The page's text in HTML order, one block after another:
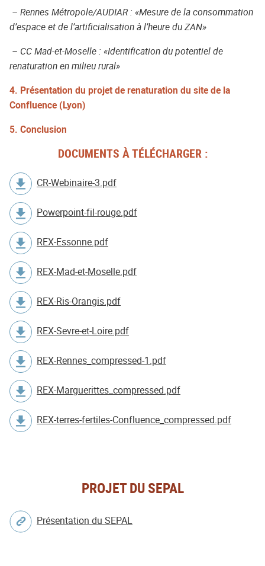
– Rennes Métropole/AUDIAR : «Mesure de la consommation
d’espace et de l’artificialisation à l’heure du ZAN»
– CC Mad-et-Moselle : «Identification du potentiel de
renaturation en milieu rural»
4. Présentation du projet de renaturation du site de la
Confluence (Lyon)
5. Conclusion
DOCUMENTS À TÉLÉCHARGER :
CR-Webinaire-3.pdf
Powerpoint-fil-rouge.pdf
REX-Essonne.pdf
REX-Mad-et-Moselle.pdf
REX-Ris-Orangis.pdf
REX-Sevre-et-Loire.pdf
REX-Rennes_compressed-1.pdf
REX-Marguerittes_compressed.pdf
REX-terres-fertiles-Confluence_compressed.pdf
PROJET DU SEPAL
Présentation du SEPAL